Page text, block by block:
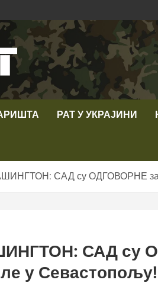
РАТ У УКРАЈИНИ
САД су ОДГОВОРНЕ за
САД су
у